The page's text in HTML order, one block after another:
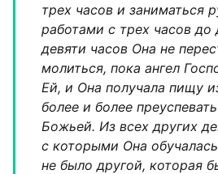
трех часов и заниматься
работами с трех часов до
девяти часов Она не
молиться, пока ангел
Ей, и Она получала пищу
более и более
Божьей. Из всех других
с которыми Она
не было другой, которая